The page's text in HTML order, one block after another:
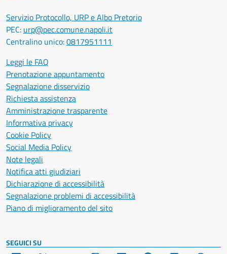
Servizio Protocollo, URP e Albo Pretorio
PEC: urp@pec.comune.napoli.it
Centralino unico:0817951111
Leggi le FAQ
Prenotazione appuntamento
Segnalazione disservizio
Richiesta assistenza
Amministrazione trasparente
Informativa privacy
Cookie Policy
Social Media Policy
Note legali
Notifica atti giudiziari
Dichiarazione di accessibilità
Segnalazione problemi di accessibilità
Piano di miglioramento del sito
SEGUICI SU